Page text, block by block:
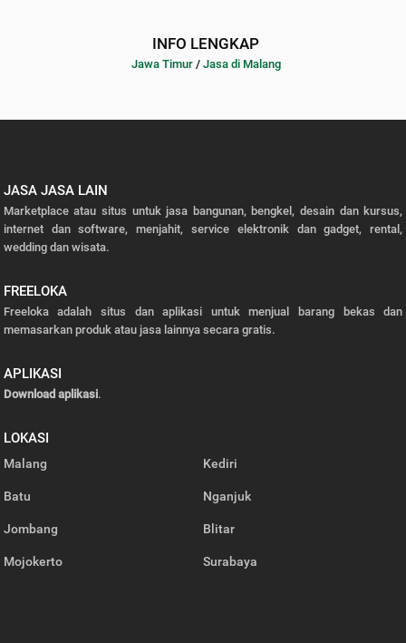
INFO LENGKAP
Jawa Timur/ Jasa di Malang
JASA JASA LAIN
Marketplace atau situs untuk jasa bangunan, bengkel, desain dan kursus,
internet dan software, menjahit, service elektronik dan gadget, rental,
wedding dan wisata.
FREELOKA
Freeloka adalah situs dan aplikasi untuk menjual barang bekas dan
memasarkan produk atau jasa lainnya secara gratis.
APLIKASI
Download aplikasi.
LOKASI
Malang Kediri
Batu Nganjuk
Jombang Blitar
Mojokerto Surabaya